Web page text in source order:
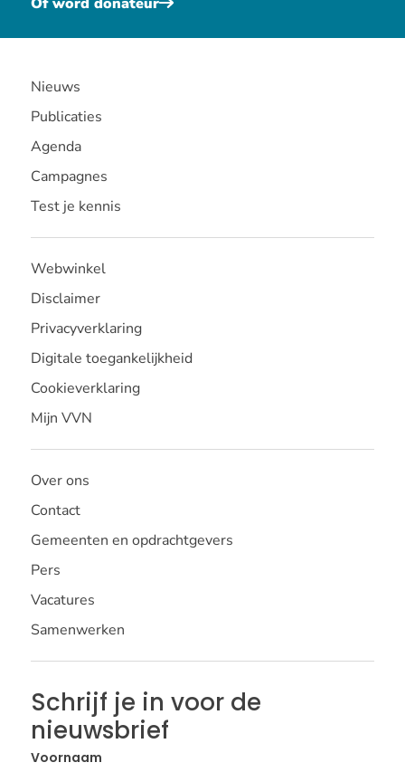
Nieuws
Publicaties
Agenda
Campagnes
Test je kennis
Webwinkel
Disclaimer
Privacyverklaring
Digitale toegankelijkheid
Cookieverklaring
Mijn VVN
Over ons
Contact
Gemeenten en opdrachtgevers
Pers
Vacatures
Samenwerken
Schrijf je in voor de
nieuwsbrief
Voornaam